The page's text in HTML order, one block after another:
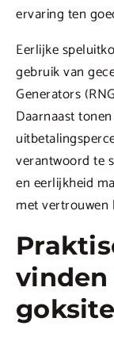
ervaring ten
Eerlijke
gebruik van
Generators
Daarnaast
verantwoord te
en eerlijkheid
met vertrouwen
vinden